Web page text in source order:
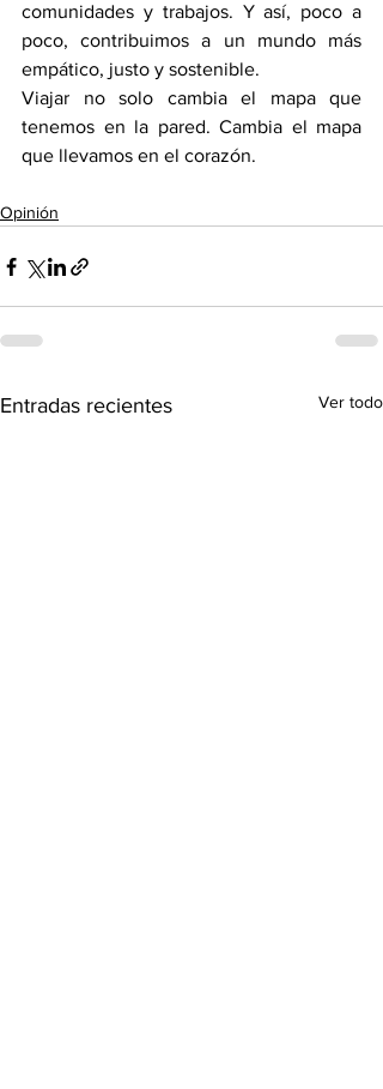
comunidades y trabajos. Y así, poco a
poco, contribuimos a un mundo más
empático, justo y sostenible.
Viajar no solo cambia el mapa que
tenemos en la pared. Cambia el mapa
que llevamos en el corazón.
Opinión
Entradas recientes Ver todo